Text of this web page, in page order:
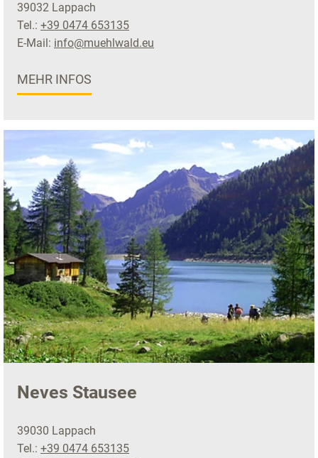
39032 Lappach
Tel.: +39 0474 653135
E-Mail: info@muehlwald.eu
MEHR INFOS
Neves Stausee
39030 Lappach
Tel.: +39 0474 653135